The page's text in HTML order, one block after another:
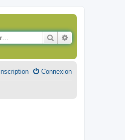
Rechercher
Connexion
Inscription